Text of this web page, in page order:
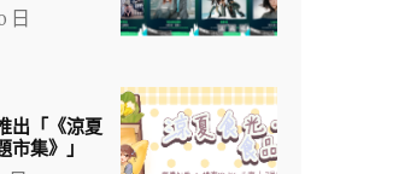
日
出「《涼夏
市集》」